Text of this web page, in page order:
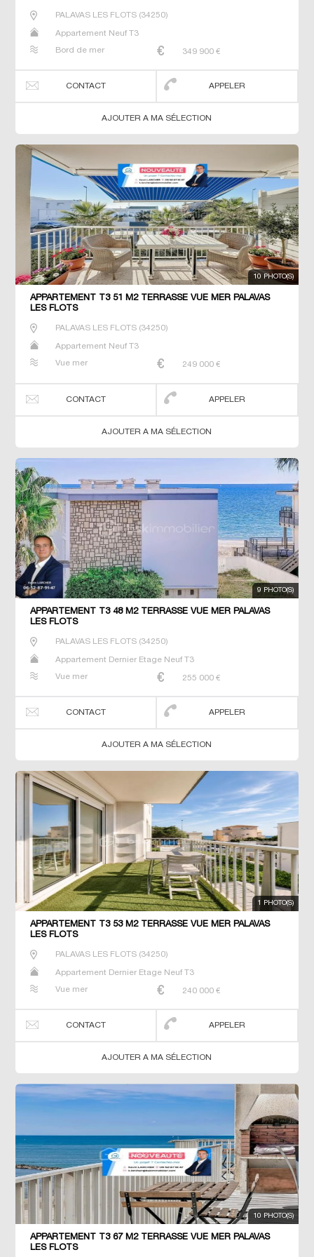
PALAVAS LES FLOTS(34250)
Appartement Neuf T3
Bord de mer 349 900 €
CONTACT APPELER
AJOUTER A MA SÉLECTION
10 PHOTO(S)
APPARTEMENT T3 51 M2 TERRASSE VUE MER PALAVAS
LES FLOTS
PALAVAS LES FLOTS(34250)
Appartement Neuf T3
Vue mer 249 000 €
CONTACT APPELER
AJOUTER A MA SÉLECTION
9 PHOTO(S)
APPARTEMENT T3 48 M2 TERRASSE VUE MER PALAVAS
LES FLOTS
PALAVAS LES FLOTS(34250)
Appartement Dernier Etage Neuf T3
Vue mer 255 000 €
CONTACT APPELER
AJOUTER A MA SÉLECTION
1 PHOTO(S)
APPARTEMENT T3 53 M2 TERRASSE VUE MER PALAVAS
LES FLOTS
PALAVAS LES FLOTS(34250)
Appartement Dernier Etage Neuf T3
Vue mer 240 000 €
CONTACT APPELER
AJOUTER A MA SÉLECTION
10 PHOTO(S)
APPARTEMENT T3 67 M2 TERRASSE VUE MER PALAVAS
LES FLOTS